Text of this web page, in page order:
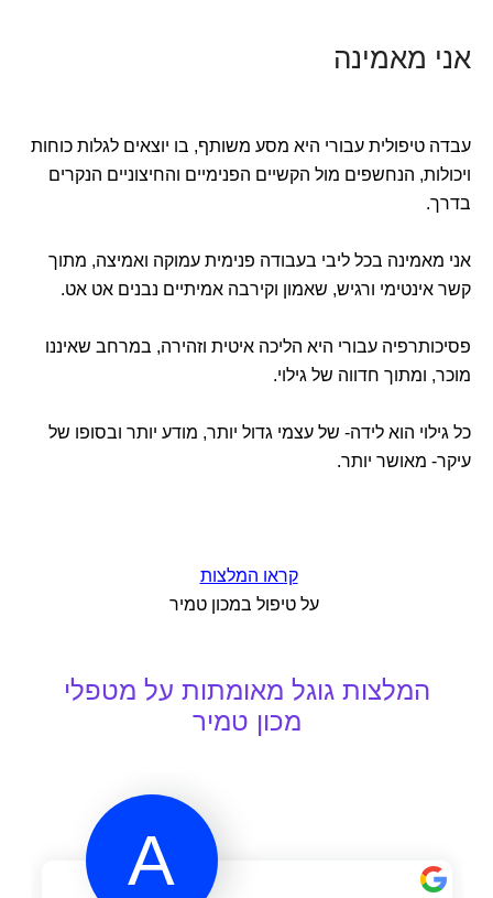
אני מאמינה
עבדה טיפולית עבורי היא מסע משותף, בו יוצאים לגלות כוחות
ויכולות, הנחשפים מול הקשיים הפנימיים והחיצוניים הנקרים
בדרך.
אני מאמינה בכל ליבי בעבודה פנימית עמוקה ואמיצה, מתוך
קשר אינטימי ורגיש, שאמון וקירבה אמיתיים נבנים אט אט.
פסיכותרפיה עבורי היא הליכה איטית וזהירה, במרחב שאיננו
מוכר, ומתוך חדווה של גילוי.
כל גילוי הוא לידה- של עצמי גדול יותר, מודע יותר ובסופו של
עיקר- מאושר יותר.
קראו המלצות
על טיפול במכון טמיר